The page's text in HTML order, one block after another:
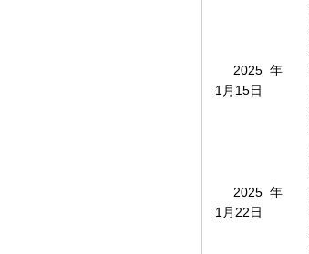
2025年
1月15日
2025年
1月22日